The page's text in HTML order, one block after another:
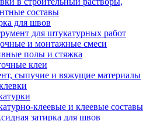
составы
для швов
для штукатурных работ
и монтажные смеси
полы и стяжка
клеи
сыпучие и вяжущие материалы
клеевые и клеевые составы
затирка для швов